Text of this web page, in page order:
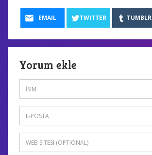
EMAIL TWITTER TUMBLR
Yorum ekle